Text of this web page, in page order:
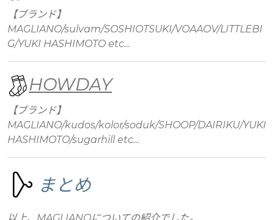
【ブランド】
MAGLIANO/sulvam/SOSHIOTSUKI/VOAAOV/LITTLEBI
G/YUKI HASHIMOTO etc…
HOWDAY
【ブランド】
MAGLIANO/kudos/kolor/soduk/SHOOP/DAIRIKU/YUKI
HASHIMOTO/sugarhill etc…
まとめ